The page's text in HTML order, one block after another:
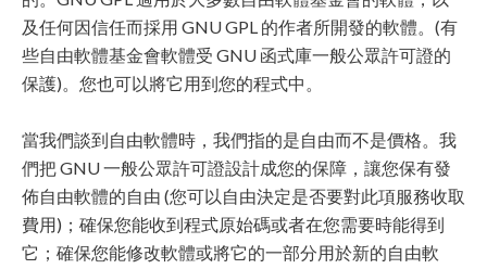
及任何因信任而採用 GNU GPL 的作者所開發的軟體。(有
些自由軟體基金會軟體受 GNU 函式庫一般公眾許可證的
保護)。您也可以將它用到您的程式中。
當我們談到自由軟體時，我們指的是自由而不是價格。我
們把 GNU 一般公眾許可證設計成您的保障，讓您保有發
佈自由軟體的自由 (您可以自由決定是否要對此項服務收取
費用)；確保您能收到程式原始碼或者在您需要時能得到
它；確保您能修改軟體或將它的一部分用於新的自由軟